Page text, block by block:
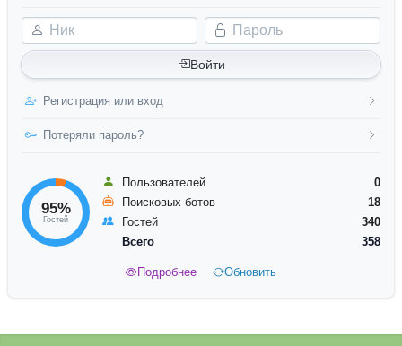
Ник Пароль
Войти
Регистрация или вход
Потеряли пароль?
95%
Гостей
Пользователей
0
Поисковых ботов
18
Гостей
340
Всего
358
Подробнее Обновить